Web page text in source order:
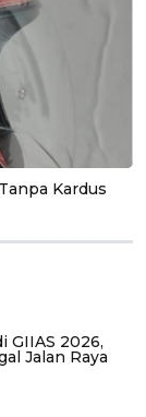
Kardus
GIIAS 2026,
Jalan Raya